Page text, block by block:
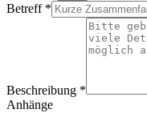
Betreff *
Beschreibung *
Anhänge